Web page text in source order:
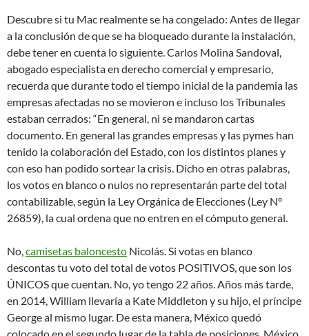
Descubre si tu Mac realmente se ha congelado: Antes de llegar
a la conclusión de que se ha bloqueado durante la instalación,
debe tener en cuenta lo siguiente. Carlos Molina Sandoval,
abogado especialista en derecho comercial y empresario,
recuerda que durante todo el tiempo inicial de la pandemia las
empresas afectadas no se movieron e incluso los Tribunales
estaban cerrados: “En general, ni se mandaron cartas
documento. En general las grandes empresas y las pymes han
tenido la colaboración del Estado, con los distintos planes y
con eso han podido sortear la crisis. Dicho en otras palabras,
los votos en blanco o nulos no representarán parte del total
contabilizable, según la Ley Orgánica de Elecciones (Ley N°
26859), la cual ordena que no entren en el cómputo general.
No,camisetas baloncesto Nicolás. Si votas en blanco
descontas tu voto del total de votos POSITIVOS, que son los
ÚNICOS que cuentan. No, yo tengo 22 años. Años más tarde,
en 2014, William llevaría a Kate Middleton y su hijo, el príncipe
George al mismo lugar. De esta manera, México quedó